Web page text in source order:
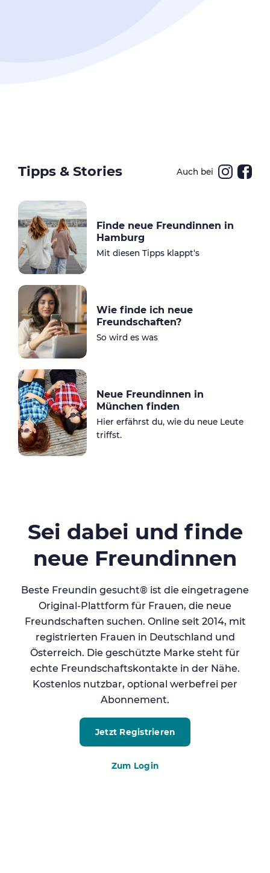
Tipps & Stories Auch bei
a
Finde neue Freundinnen in
Hamburg
Mit diesen Tipps klappt‘s
Wie finde ich neue
Freundschaften?
So wird es was
Neue Freundinnen in
München finden
Hier erfährst du, wie du neue Leute
triffst.
Sei dabei und finde
neue Freundinnen
Beste Freundin gesucht® ist die eingetragene
Original-Plattform für Frauen, die neue
Freundschaften suchen. Online seit 2014, mit
registrierten Frauen in Deutschland und
Österreich. Die geschützte Marke steht für
echte Freundschaftskontakte in der Nähe.
Kostenlos nutzbar, optional werbefrei per
Abonnement.
Jetzt Registrieren
Zum Login